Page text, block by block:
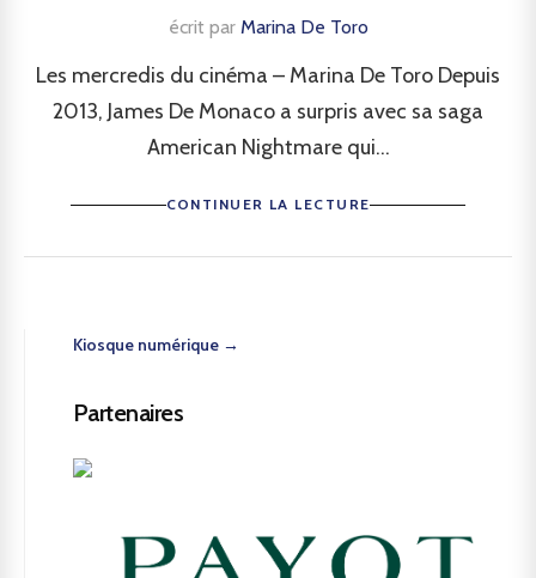
écrit par Marina De Toro
Les mercredis du cinéma – Marina De Toro Depuis
2013, James De Monaco a surpris avec sa saga
American Nightmare qui...
CONTINUER LA LECTURE
Kiosque numérique →
Partenaires